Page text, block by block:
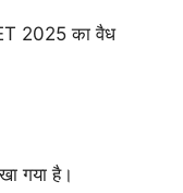
2025 का वैध
गया है।